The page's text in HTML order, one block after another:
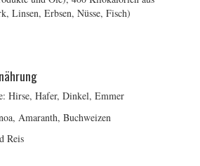
Linsen, Erbsen, Nüsse, Fisch)
Hirse, Hafer, Dinkel, Emmer
Amaranth, Buchweizen
Reis